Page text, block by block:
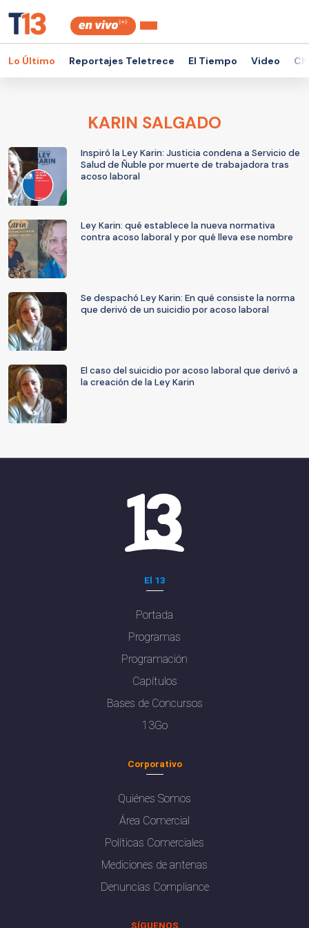
Lo Último Reportajes Teletrece El Tiempo Video
KARIN SALGADO
Inspiró la Ley Karin: Justicia condena a Servicio de
Salud de Ñuble por muerte de trabajadora tras
acoso laboral
Ley Karin: qué establece la nueva normativa
contra acoso laboral y por qué lleva ese nombre
Se despachó Ley Karin: En qué consiste la norma
que derivó de un suicidio por acoso laboral
El caso del suicidio por acoso laboral que derivó a
la creación de la Ley Karin
El 13
Portada
Programas
Programación
Capítulos
Bases de Concursos
13Go
Corporativo
Quiénes Somos
Área Comercial
Políticas Comerciales
Mediciones de antenas
Denuncias Compliance
SÍGUENOS